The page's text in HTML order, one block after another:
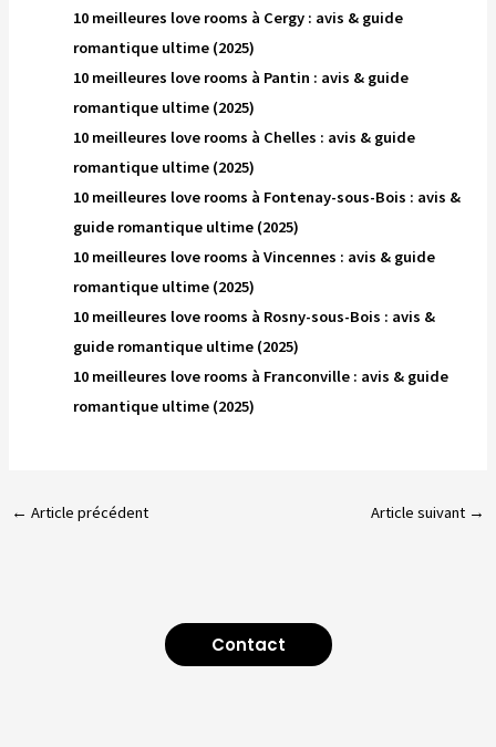
10 meilleures love rooms à Cergy : avis & guide
romantique ultime (2025)
10 meilleures love rooms à Pantin : avis & guide
romantique ultime (2025)
10 meilleures love rooms à Chelles : avis & guide
romantique ultime (2025)
10 meilleures love rooms à Fontenay-sous-Bois : avis &
guide romantique ultime (2025)
10 meilleures love rooms à Vincennes : avis & guide
romantique ultime (2025)
10 meilleures love rooms à Rosny-sous-Bois : avis &
guide romantique ultime (2025)
10 meilleures love rooms à Franconville : avis & guide
romantique ultime (2025)
← Article précédent Article suivant →
Contact